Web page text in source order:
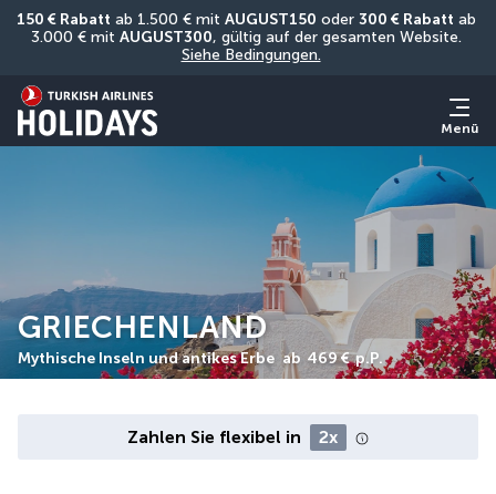
150 € Rabatt ab 1.500 € mit AUGUST150 oder 300 € Rabatt ab
3.000 € mit AUGUST300
Siehe Bedingungen.
Menü
GRIECHENLAND
Mythische Inseln und antikes Erbe ab 469 € p.P.
Zahlen Sie flexibel in 2x